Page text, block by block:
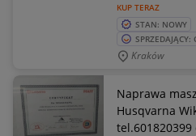
KUP TERAZ
STAN: NOWY
Kraków
Naprawa
Husqvarna